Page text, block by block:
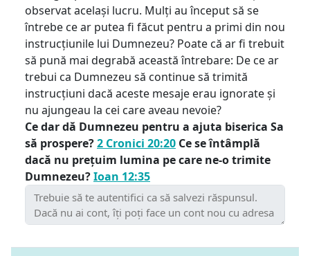
observat același lucru. Mulți au început să se
întrebe ce ar putea fi făcut pentru a primi din nou
instrucțiunile lui Dumnezeu? Poate că ar fi trebuit
să pună mai degrabă această întrebare: De ce ar
trebui ca Dumnezeu să continue să trimită
instrucțiuni dacă aceste mesaje erau ignorate și
nu ajungeau la cei care aveau nevoie?
Ce dar dă Dumnezeu pentru a ajuta biserica Sa
să prospere?2 Cronici 20:20 Ce se întâmplă
dacă nu prețuim lumina pe care ne-o trimite
Dumnezeu?Ioan 12:35